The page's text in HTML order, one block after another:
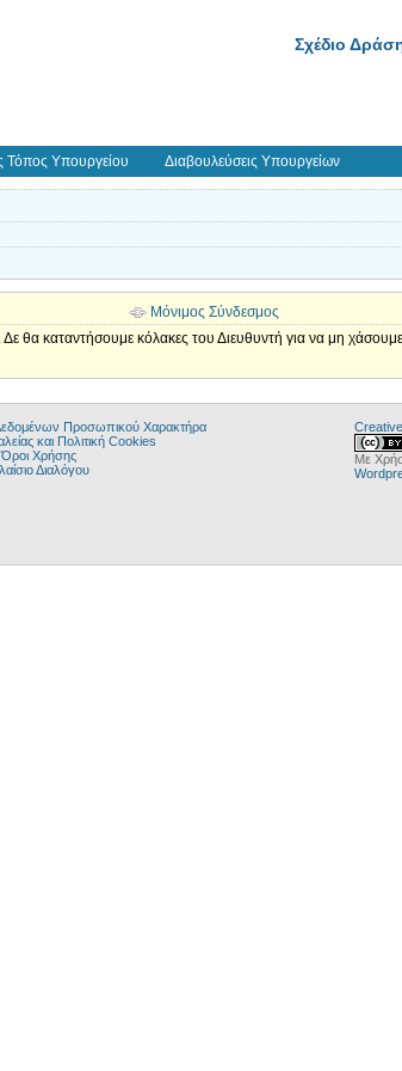
Σχέδιο
Τόπος Υπουργείου Διαβουλεύσεις Υπουργείων
Μόνιμος Σύνδεσμος
θα καταντήσουμε κόλακες του Διευθυντή για να μη
Προσωπικού Χαρακτήρα
και Πολιτική Cookies
Όροι Χρήσης
Διαλόγου
Με